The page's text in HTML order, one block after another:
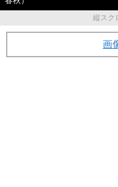
縦スク
画